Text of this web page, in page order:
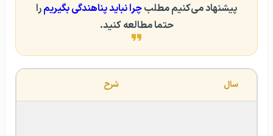
پیشنهاد می‌کنیم مطلبچرا نباید پناهندگی بگیریمرا
حتما مطالعه کنید.
سال شرح